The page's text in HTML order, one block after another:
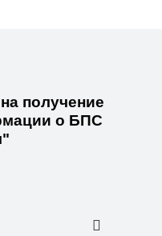
получение
о БПС